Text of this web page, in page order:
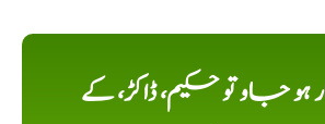
جاو تو حکیم، ڈاکڑ، کے